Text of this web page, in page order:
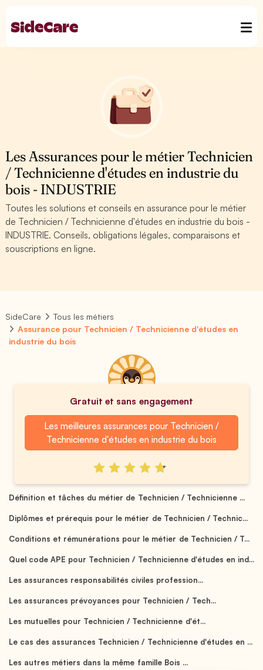
Les Assurances pour le métier Technicien
/ Technicienne d'études en industrie du
bois - INDUSTRIE
Toutes les solutions et conseils en assurance pour le métier
de Technicien / Technicienne d'études en industrie du bois -
INDUSTRIE. Conseils, obligations légales, comparaisons et
souscriptions en ligne.
SideCare
Tous les métiers
Assurance pour Technicien / Technicienne d'études en
industrie du bois
Gratuit et sans engagement
Les meilleures assurances pour Technicien /
Technicienne d'études en industrie du bois
Définition et tâches du métier de Technicien / Technicienne ...
Diplômes et prérequis pour le métier de Technicien / Technic...
Conditions et rémunérations pour le métier de Technicien / T...
Quel code APE pour Technicien / Technicienne d'études en ind...
Les assurances responsabilités civiles profession...
Les assurances prévoyances pour Technicien / Tech...
Les mutuelles pour Technicien / Technicienne d'ét...
Le cas des assurances Technicien / Technicienne d'études en ...
Les autres métiers dans la même famille Bois ...